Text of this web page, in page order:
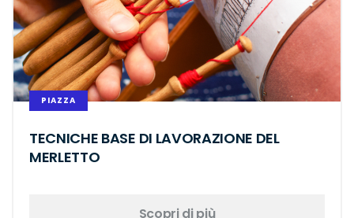
PIAZZA
TECNICHE BASE DI LAVORAZIONE DEL
MERLETTO
Scopri di più